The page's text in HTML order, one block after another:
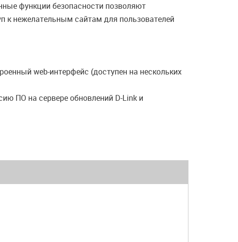
функции безопасности позволяют
к нежелательным сайтам для пользователей
web-интерфейс (доступен на нескольких
ПО на сервере обновлений D-Link и